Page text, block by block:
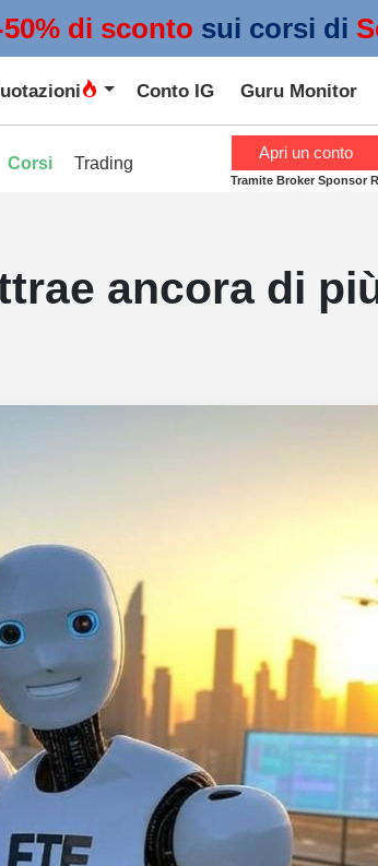
di sconto sui corsi di
Conto IG Guru Monitor
Corsi Trading
Apri un conto
Tramite Broker Sponsor
ancora di